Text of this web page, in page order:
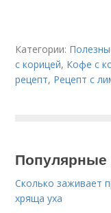
Категории:
с корицей, Кофе с
рецепт, Рецепт с
Сколько заживает
хряща уха